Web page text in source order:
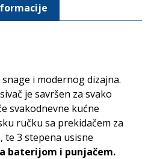
i modernog dizajna.
je savršen za svako
svakodnevne kućne
ručku sa prekidačem za
te 3 stepena usisne
baterijom i punjačem.